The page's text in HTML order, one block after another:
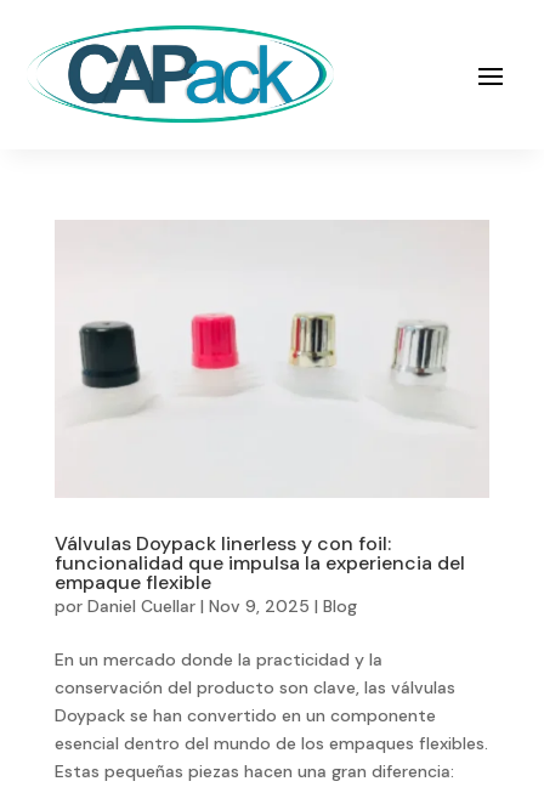
Válvulas Doypack linerless y con foil:
funcionalidad que impulsa la experiencia del
empaque flexible
por Daniel Cuellar| Nov 9, 2025 | Blog
En un mercado donde la practicidad y la
conservación del producto son clave, las válvulas
Doypack se han convertido en un componente
esencial dentro del mundo de los empaques flexibles.
Estas pequeñas piezas hacen una gran diferencia: